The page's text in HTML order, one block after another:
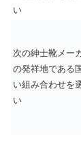
い
次の紳士靴メー
の発祥地である
い組み合わせを
い